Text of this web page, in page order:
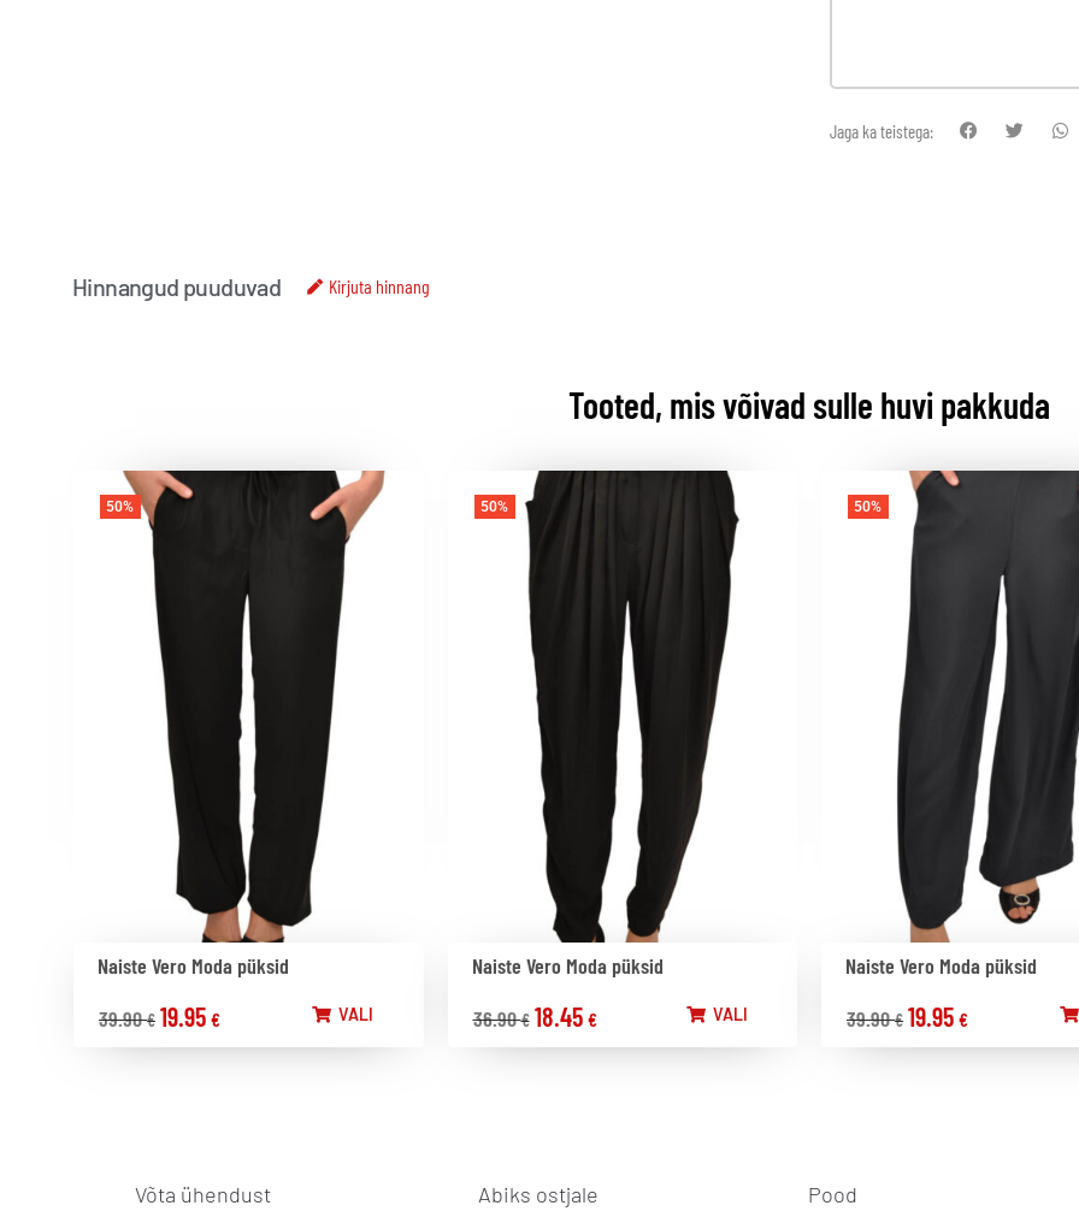
Jaga ka teistega:
Hinnangud puuduvad Kirjuta hinnang
Tooted, mis võivad sulle huvi pakkuda
50%
Naiste Vero Moda püksid
39.90€ 19.95 € VALI
50%
Naiste Vero Moda püksid
36.90€ 18.45 € VALI
50%
Naiste Vero Moda püksid
39.90€ 19.95 €
Võta ühendust Abiks ostjale Pood